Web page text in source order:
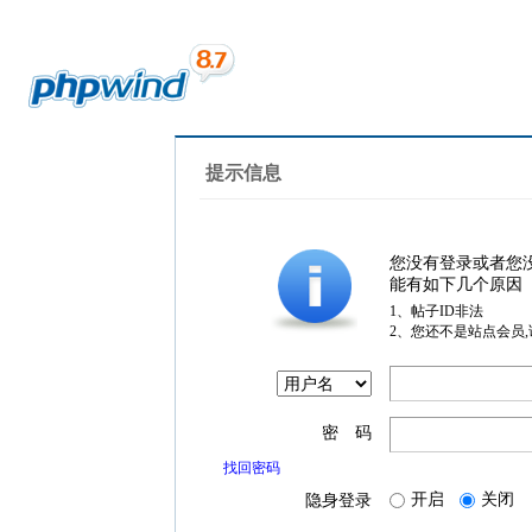
提示信息
您没有登录或者您
能有如下几个原因
1、帖子ID非法
2、您还不是站点会员
密 码
找回密码
隐身登录 开启 关闭